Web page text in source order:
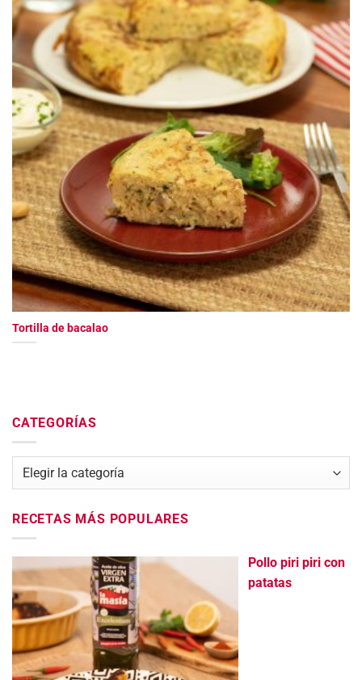
Tortilla de bacalao
CATEGORÍAS
Categorías
RECETAS MÁS POPULARES
Pollo piri piri con
patatas